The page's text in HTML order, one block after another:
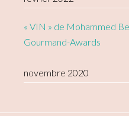
« VIN » de Mohammed
Gourmand-Awards
novembre 2020